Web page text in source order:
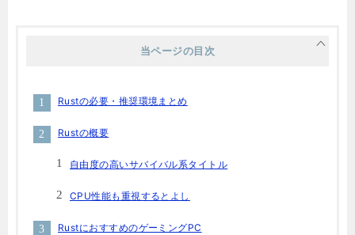
当ページの目次
Rustの必要・推奨環境まとめ
Rustの概要
自由度の高いサバイバル系タイトル
CPU性能も重視するとよし
RustにおすすめのゲーミングPC